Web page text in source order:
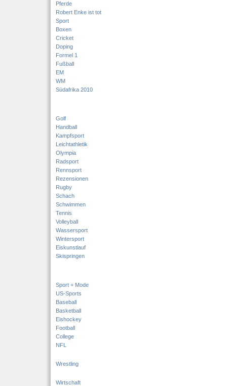
Pferde
Robert Enke ist tot
Sport
Boxen
Cricket
Doping
Formel 1
Fußball
EM
WM
Südafrika 2010
Golf
Handball
Kampfsport
Leichtathletik
Olympia
Radsport
Rennsport
Rezensionen
Rugby
Schach
Schwimmen
Tennis
Volleyball
Wassersport
Wintersport
Eiskunstlauf
Skispringen
Sport + Mode
US-Sports
Baseball
Basketball
Eishockey
Football
College
NFL
Wrestling
Wirtschaft